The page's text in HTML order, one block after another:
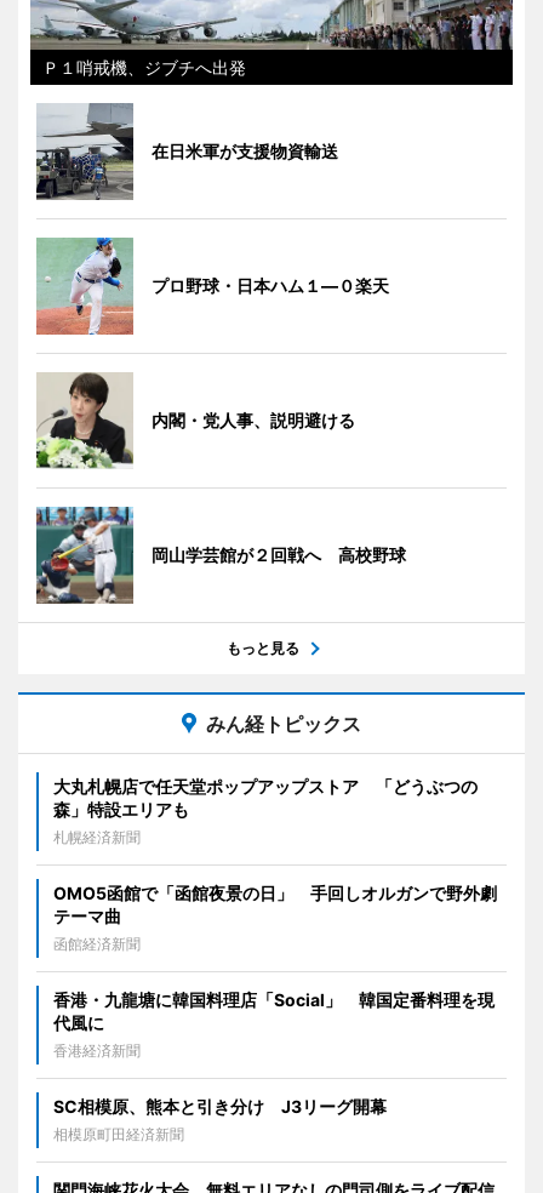
Ｐ１哨戒機、ジブチへ出発
在日米軍が支援物資輸送
プロ野球・日本ハム１―０楽天
内閣・党人事、説明避ける
岡山学芸館が２回戦へ 高校野球
もっと見る
みん経トピックス
大丸札幌店で任天堂ポップアップストア 「どうぶつの
森」特設エリアも
札幌経済新聞
OMO5函館で「函館夜景の日」 手回しオルガンで野外劇
テーマ曲
函館経済新聞
香港・九龍塘に韓国料理店「Social」 韓国定番料理を現
代風に
香港経済新聞
SC相模原、熊本と引き分け J3リーグ開幕
相模原町田経済新聞